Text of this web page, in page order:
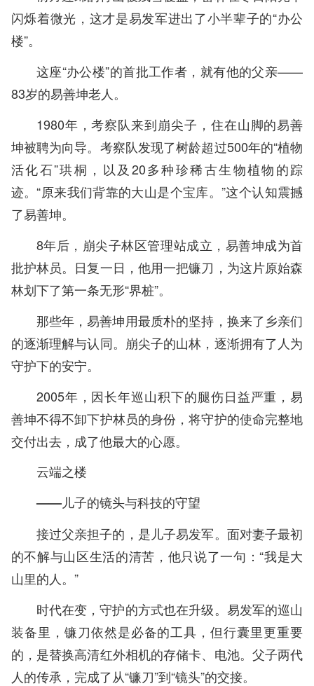
闪烁着微光，这才是易发军进出了小半辈子的“办公
楼”。
这座“办公楼”的首批工作者，就有他的父亲——
83岁的易善坤老人。
1980年，考察队来到崩尖子，住在山脚的易善
坤被聘为向导。考察队发现了树龄超过500年的“植物
活化石”珙桐，以及20多种珍稀古生物植物的踪
迹。“原来我们背靠的大山是个宝库。”这个认知震撼
了易善坤。
8年后，崩尖子林区管理站成立，易善坤成为首
批护林员。日复一日，他用一把镰刀，为这片原始森
林划下了第一条无形“界桩”。
那些年，易善坤用最质朴的坚持，换来了乡亲们
的逐渐理解与认同。崩尖子的山林，逐渐拥有了人为
守护下的安宁。
2005年，因长年巡山积下的腿伤日益严重，易
善坤不得不卸下护林员的身份，将守护的使命完整地
交付出去，成了他最大的心愿。
云端之楼
——儿子的镜头与科技的守望
接过父亲担子的，是儿子易发军。面对妻子最初
的不解与山区生活的清苦，他只说了一句：“我是大
山里的人。”
时代在变，守护的方式也在升级。易发军的巡山
装备里，镰刀依然是必备的工具，但行囊里更重要
的，是替换高清红外相机的存储卡、电池。父子两代
人的传承，完成了从“镰刀”到“镜头”的交接。